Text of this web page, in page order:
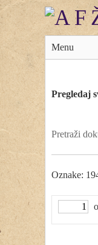
Menu
Pregledaj
Pretraži
Oznake: